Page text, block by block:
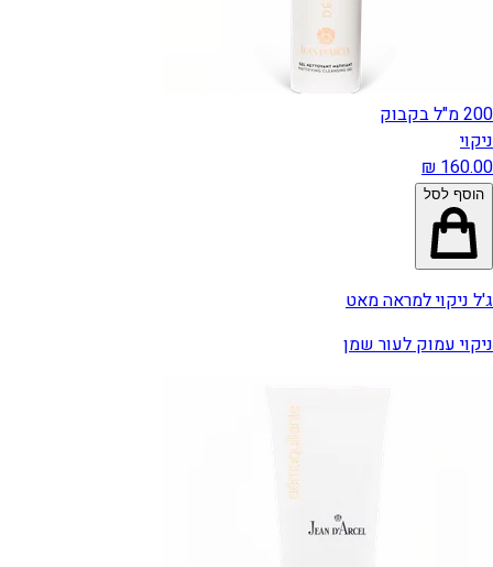
200 מ"ל בקבוק
ניקוי
הוסף לסל
ג'ל ניקוי למראה מאט
ניקוי עמוק לעור שמן